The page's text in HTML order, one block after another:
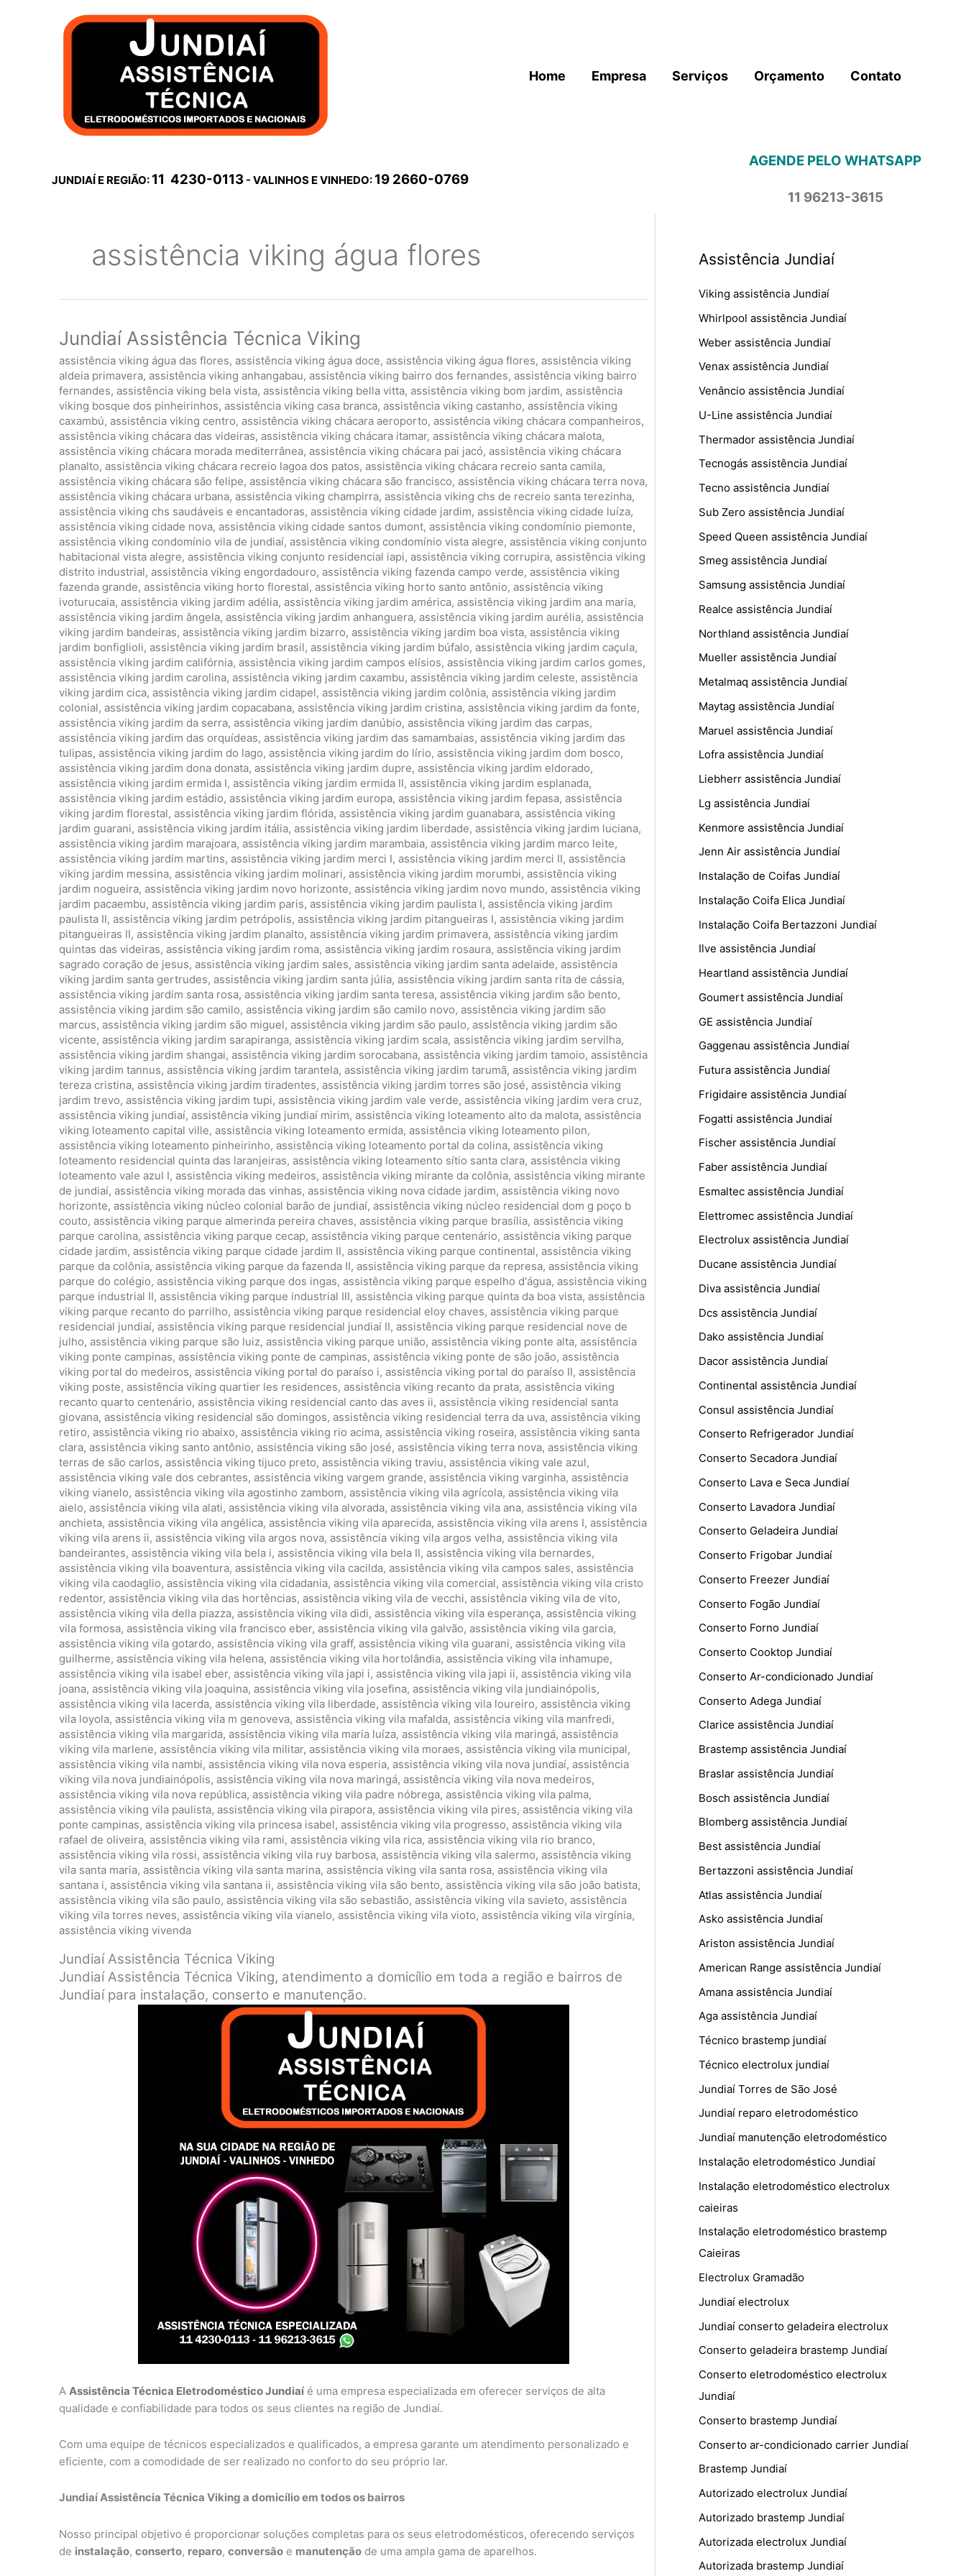
Home Empresa Serviços Orçamento Contato
JUNDIAÍ E REGIÃO: 11 4230-0113 - VALINHOS E VINHEDO: 19 2660-0769
AGENDE PELO WHATSAPP
11 96213-3615
assistência viking água flores
Jundiaí Assistência Técnica Viking
assistência viking água das flores, assistência viking água doce, assistência viking água flores, assistência viking
aldeia primavera, assistência viking anhangabau, assistência viking bairro dos fernandes, assistência viking bairro
fernandes, assistência viking bela vista, assistência viking bella vitta, assistência viking bom jardim, assistência
viking bosque dos pinheirinhos, assistência viking casa branca, assistência viking castanho, assistência viking
caxambú, assistência viking centro, assistência viking chácara aeroporto, assistência viking chácara companheiros,
assistência viking chácara das videiras, assistência viking chácara itamar, assistência viking chácara malota,
assistência viking chácara morada mediterrânea, assistência viking chácara pai jacó, assistência viking chácara
planalto, assistência viking chácara recreio lagoa dos patos, assistência viking chácara recreio santa camila,
assistência viking chácara são felipe, assistência viking chácara são francisco, assistência viking chácara terra nova,
assistência viking chácara urbana, assistência viking champirra, assistência viking chs de recreio santa terezinha,
assistência viking chs saudáveis e encantadoras, assistência viking cidade jardim, assistência viking cidade luíza,
assistência viking cidade nova, assistência viking cidade santos dumont, assistência viking condomínio piemonte,
assistência viking condomínio vila de jundiaí, assistência viking condomínio vista alegre, assistência viking conjunto
habitacional vista alegre, assistência viking conjunto residencial iapi, assistência viking corrupira, assistência viking
distrito industrial, assistência viking engordadouro, assistência viking fazenda campo verde, assistência viking
fazenda grande, assistência viking horto florestal, assistência viking horto santo antônio, assistência viking
ivoturucaia, assistência viking jardim adélia, assistência viking jardim américa, assistência viking jardim ana maria,
assistência viking jardim ângela, assistência viking jardim anhanguera, assistência viking jardim aurélia, assistência
viking jardim bandeiras, assistência viking jardim bizarro, assistência viking jardim boa vista, assistência viking
jardim bonfiglioli, assistência viking jardim brasil, assistência viking jardim búfalo, assistência viking jardim caçula,
assistência viking jardim califórnia, assistência viking jardim campos elísios, assistência viking jardim carlos gomes,
assistência viking jardim carolina, assistência viking jardim caxambu, assistência viking jardim celeste, assistência
viking jardim cica, assistência viking jardim cidapel, assistência viking jardim colônia, assistência viking jardim
colonial, assistência viking jardim copacabana, assistência viking jardim cristina, assistência viking jardim da fonte,
assistência viking jardim da serra, assistência viking jardim danúbio, assistência viking jardim das carpas,
assistência viking jardim das orquídeas, assistência viking jardim das samambaias, assistência viking jardim das
tulipas, assistência viking jardim do lago, assistência viking jardim do lírio, assistência viking jardim dom bosco,
assistência viking jardim dona donata, assistência viking jardim dupre, assistência viking jardim eldorado,
assistência viking jardim ermida I, assistência viking jardim ermida II, assistência viking jardim esplanada,
assistência viking jardim estádio, assistência viking jardim europa, assistência viking jardim fepasa, assistência
viking jardim florestal, assistência viking jardim flórida, assistência viking jardim guanabara, assistência viking
jardim guarani, assistência viking jardim itália, assistência viking jardim liberdade, assistência viking jardim luciana,
assistência viking jardim marajoara, assistência viking jardim marambaia, assistência viking jardim marco leite,
assistência viking jardim martins, assistência viking jardim merci I, assistência viking jardim merci II, assistência
viking jardim messina, assistência viking jardim molinari, assistência viking jardim morumbi, assistência viking
jardim nogueira, assistência viking jardim novo horizonte, assistência viking jardim novo mundo, assistência viking
jardim pacaembu, assistência viking jardim paris, assistência viking jardim paulista I, assistência viking jardim
paulista II, assistência viking jardim petrópolis, assistência viking jardim pitangueiras I, assistência viking jardim
pitangueiras II, assistência viking jardim planalto, assistência viking jardim primavera, assistência viking jardim
quintas das videiras, assistência viking jardim roma, assistência viking jardim rosaura, assistência viking jardim
sagrado coração de jesus, assistência viking jardim sales, assistência viking jardim santa adelaide, assistência
viking jardim santa gertrudes, assistência viking jardim santa júlia, assistência viking jardim santa rita de cássia,
assistência viking jardim santa rosa, assistência viking jardim santa teresa, assistência viking jardim são bento,
assistência viking jardim são camilo, assistência viking jardim são camilo novo, assistência viking jardim são
marcus, assistência viking jardim são miguel, assistência viking jardim são paulo, assistência viking jardim são
vicente, assistência viking jardim sarapiranga, assistência viking jardim scala, assistência viking jardim servilha,
assistência viking jardim shangai, assistência viking jardim sorocabana, assistência viking jardim tamoio, assistência
viking jardim tannus, assistência viking jardim tarantela, assistência viking jardim tarumã, assistência viking jardim
tereza cristina, assistência viking jardim tiradentes, assistência viking jardim torres são josé, assistência viking
jardim trevo, assistência viking jardim tupi, assistência viking jardim vale verde, assistência viking jardim vera cruz,
assistência viking jundiaí, assistência viking jundiaí mirim, assistência viking loteamento alto da malota, assistência
viking loteamento capital ville, assistência viking loteamento ermida, assistência viking loteamento pilon,
assistência viking loteamento pinheirinho, assistência viking loteamento portal da colina, assistência viking
loteamento residencial quinta das laranjeiras, assistência viking loteamento sítio santa clara, assistência viking
loteamento vale azul I, assistência viking medeiros, assistência viking mirante da colônia, assistência viking mirante
de jundiaí, assistência viking morada das vinhas, assistência viking nova cidade jardim, assistência viking novo
horizonte, assistência viking núcleo colonial barão de jundiaí, assistência viking núcleo residencial dom g poço b
couto, assistência viking parque almerinda pereira chaves, assistência viking parque brasília, assistência viking
parque carolina, assistência viking parque cecap, assistência viking parque centenário, assistência viking parque
cidade jardim, assistência viking parque cidade jardim II, assistência viking parque continental, assistência viking
parque da colônia, assistência viking parque da fazenda II, assistência viking parque da represa, assistência viking
parque do colégio, assistência viking parque dos ingas, assistência viking parque espelho d'água, assistência viking
parque industrial II, assistência viking parque industrial III, assistência viking parque quinta da boa vista, assistência
viking parque recanto do parrilho, assistência viking parque residencial eloy chaves, assistência viking parque
residencial jundiaí, assistência viking parque residencial jundiaí II, assistência viking parque residencial nove de
julho, assistência viking parque são luiz, assistência viking parque união, assistência viking ponte alta, assistência
viking ponte campinas, assistência viking ponte de campinas, assistência viking ponte de são joão, assistência
viking portal do medeiros, assistência viking portal do paraíso i, assistência viking portal do paraíso II, assistência
viking poste, assistência viking quartier les residences, assistência viking recanto da prata, assistência viking
recanto quarto centenário, assistência viking residencial canto das aves ii, assistência viking residencial santa
giovana, assistência viking residencial são domingos, assistência viking residencial terra da uva, assistência viking
retiro, assistência viking rio abaixo, assistência viking rio acima, assistência viking roseira, assistência viking santa
clara, assistência viking santo antônio, assistência viking são josé, assistência viking terra nova, assistência viking
terras de são carlos, assistência viking tijuco preto, assistência viking traviu, assistência viking vale azul,
assistência viking vale dos cebrantes, assistência viking vargem grande, assistência viking varginha, assistência
viking vianelo, assistência viking vila agostinho zambom, assistência viking vila agrícola, assistência viking vila
aielo, assistência viking vila alati, assistência viking vila alvorada, assistência viking vila ana, assistência viking vila
anchieta, assistência viking vila angélica, assistência viking vila aparecida, assistência viking vila arens I, assistência
viking vila arens ii, assistência viking vila argos nova, assistência viking vila argos velha, assistência viking vila
bandeirantes, assistência viking vila bela i, assistência viking vila bela II, assistência viking vila bernardes,
assistência viking vila boaventura, assistência viking vila cacilda, assistência viking vila campos sales, assistência
viking vila caodaglio, assistência viking vila cidadania, assistência viking vila comercial, assistência viking vila cristo
redentor, assistência viking vila das hortências, assistência viking vila de vecchi, assistência viking vila de vito,
assistência viking vila della piazza, assistência viking vila didi, assistência viking vila esperança, assistência viking
vila formosa, assistência viking vila francisco eber, assistência viking vila galvão, assistência viking vila garcia,
assistência viking vila gotardo, assistência viking vila graff, assistência viking vila guarani, assistência viking vila
guilherme, assistência viking vila helena, assistência viking vila hortolândia, assistência viking vila inhamupe,
assistência viking vila isabel eber, assistência viking vila japi i, assistência viking vila japi ii, assistência viking vila
joana, assistência viking vila joaquina, assistência viking vila josefina, assistência viking vila jundiainópolis,
assistência viking vila lacerda, assistência viking vila liberdade, assistência viking vila loureiro, assistência viking
vila loyola, assistência viking vila m genoveva, assistência viking vila mafalda, assistência viking vila manfredi,
assistência viking vila margarida, assistência viking vila maria luíza, assistência viking vila maringá, assistência
viking vila marlene, assistência viking vila militar, assistência viking vila moraes, assistência viking vila municipal,
assistência viking vila nambi, assistência viking vila nova esperia, assistência viking vila nova jundiaí, assistência
viking vila nova jundiainópolis, assistência viking vila nova maringá, assistência viking vila nova medeiros,
assistência viking vila nova república, assistência viking vila padre nóbrega, assistência viking vila palma,
assistência viking vila paulista, assistência viking vila pirapora, assistência viking vila pires, assistência viking vila
ponte campinas, assistência viking vila princesa isabel, assistência viking vila progresso, assistência viking vila
rafael de oliveira, assistência viking vila rami, assistência viking vila rica, assistência viking vila rio branco,
assistência viking vila rossi, assistência viking vila ruy barbosa, assistência viking vila salermo, assistência viking
vila santa maria, assistência viking vila santa marina, assistência viking vila santa rosa, assistência viking vila
santana i, assistência viking vila santana ii, assistência viking vila são bento, assistência viking vila são joão batista,
assistência viking vila são paulo, assistência viking vila são sebastião, assistência viking vila savieto, assistência
viking vila torres neves, assistência viking vila vianelo, assistência viking vila vioto, assistência viking vila virgínia,
assistência viking vivenda
Jundiaí Assistência Técnica Viking
Jundiaí Assistência Técnica Viking, atendimento a domicílio em toda a região e bairros de
Jundiaí para instalação, conserto e manutenção.
A Assistência Técnica Eletrodoméstico Jundiaí é uma empresa especializada em oferecer serviços de alta
qualidade e confiabilidade para todos os seus clientes na região de Jundiaí.
Com uma equipe de técnicos especializados e qualificados, a empresa garante um atendimento personalizado e
eficiente, com a comodidade de ser realizado no conforto do seu próprio lar.
Jundiaí Assistência Técnica Viking a domicílio em todos os bairros
Nosso principal objetivo é proporcionar soluções completas para os seus eletrodomésticos, oferecendo serviços
de instalação, conserto, reparo, conversão e manutenção de uma ampla gama de aparelhos.
Assistência Jundiaí
Viking assistência Jundiaí
Whirlpool assistência Jundiaí
Weber assistência Jundiaí
Venax assistência Jundiaí
Venâncio assistência Jundiaí
U-Line assistência Jundiaí
Thermador assistência Jundiaí
Tecnogás assistência Jundiaí
Tecno assistência Jundiaí
Sub Zero assistência Jundiaí
Speed Queen assistência Jundiaí
Smeg assistência Jundiaí
Samsung assistência Jundiaí
Realce assistência Jundiaí
Northland assistência Jundiaí
Mueller assistência Jundiaí
Metalmaq assistência Jundiaí
Maytag assistência Jundiaí
Maruel assistência Jundiaí
Lofra assistência Jundiaí
Liebherr assistência Jundiaí
Lg assistência Jundiaí
Kenmore assistência Jundiaí
Jenn Air assistência Jundiaí
Instalação de Coifas Jundiaí
Instalação Coifa Elica Jundiaí
Instalação Coifa Bertazzoni Jundiaí
Ilve assistência Jundiaí
Heartland assistência Jundiaí
Goumert assistência Jundiaí
GE assistência Jundiaí
Gaggenau assistência Jundiaí
Futura assistência Jundiaí
Frigidaire assistência Jundiaí
Fogatti assistência Jundiaí
Fischer assistência Jundiaí
Faber assistência Jundiaí
Esmaltec assistência Jundiaí
Elettromec assistência Jundiaí
Electrolux assistência Jundiaí
Ducane assistência Jundiaí
Diva assistência Jundiaí
Dcs assistência Jundiaí
Dako assistência Jundiaí
Dacor assistência Jundiaí
Continental assistência Jundiaí
Consul assistência Jundiaí
Conserto Refrigerador Jundiaí
Conserto Secadora Jundiaí
Conserto Lava e Seca Jundiaí
Conserto Lavadora Jundiaí
Conserto Geladeira Jundiaí
Conserto Frigobar Jundiaí
Conserto Freezer Jundiaí
Conserto Fogão Jundiaí
Conserto Forno Jundiaí
Conserto Cooktop Jundiaí
Conserto Ar-condicionado Jundiaí
Conserto Adega Jundiaí
Clarice assistência Jundiaí
Brastemp assistência Jundiaí
Braslar assistência Jundiaí
Bosch assistência Jundiaí
Blomberg assistência Jundiaí
Best assistência Jundiaí
Bertazzoni assistência Jundiaí
Atlas assistência Jundiaí
Asko assistência Jundiaí
Ariston assistência Jundiaí
American Range assistência Jundiaí
Amana assistência Jundiaí
Aga assistência Jundiaí
Técnico brastemp jundiaí
Técnico electrolux jundiaí
Jundiaí Torres de São José
Jundiaí reparo eletrodoméstico
Jundiaí manutenção eletrodoméstico
Instalação eletrodoméstico Jundiaí
Instalação eletrodoméstico electrolux
caieiras
Instalação eletrodoméstico brastemp
Caieiras
Electrolux Gramadão
Jundiaí electrolux
Jundiaí conserto geladeira electrolux
Conserto geladeira brastemp Jundiaí
Conserto eletrodoméstico electrolux
Jundiaí
Conserto brastemp Jundiaí
Conserto ar-condicionado carrier Jundiaí
Brastemp Jundiaí
Autorizado electrolux Jundiaí
Autorizado brastemp Jundiaí
Autorizada electrolux Jundiaí
Autorizada brastemp Jundiaí